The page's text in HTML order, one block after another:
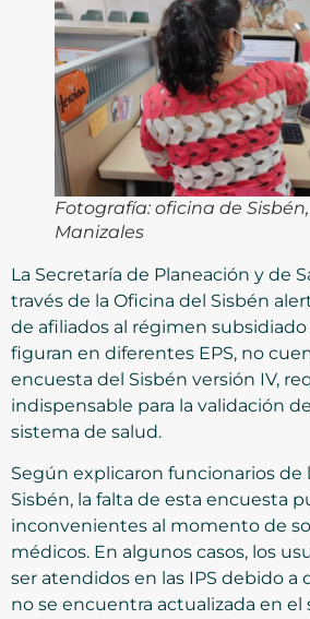
Fotografía: oficina de
Manizales
La Secretaría de Planeación y de
través de la Oficina del Sisbén
de afiliados al régimen
figuran en diferentes EPS, no
encuesta del Sisbén versión IV,
indispensable para la validación
sistema de salud.
Según explicaron funcionarios de
Sisbén, la falta de esta encuesta
inconvenientes al momento de
médicos. En algunos casos, los
ser atendidos en las IPS debido a
no se encuentra actualizada en el